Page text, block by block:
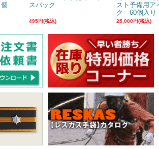
スパック
495円(税込)
スト予備用ア
ク 60個入り
25,000円(税込)